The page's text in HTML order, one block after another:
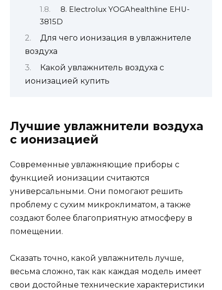
8. Electrolux YOGAhealthline EHU-
3815D
Для чего ионизация в увлажнителе
воздуха
Какой увлажнитель воздуха с
ионизацией купить
Лучшие увлажнители воздуха
с ионизацией
Современные увлажняющие приборы с
функцией ионизации считаются
универсальными. Они помогают решить
проблему с сухим микроклиматом, а также
создают более благоприятную атмосферу в
помещении.
Сказать точно, какой увлажнитель лучше,
весьма сложно, так как каждая модель имеет
свои достойные технические характеристики